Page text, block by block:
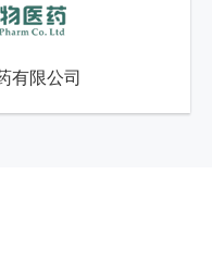
有限公司